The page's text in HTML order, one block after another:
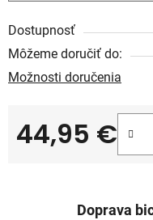
Dostupnosť
Môžeme doručiť do:
Možnosti doručenia
44,95 €
Doprava